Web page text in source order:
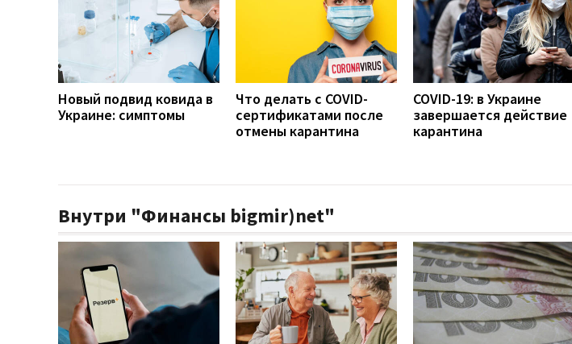
Новый подвид ковида в
Украине: симптомы
Что делать с COVID-
сертификатами после
отмены карантина
COVID-19: в Украине
завершается действие
карантина
Внутри "Финансы bigmir)net"